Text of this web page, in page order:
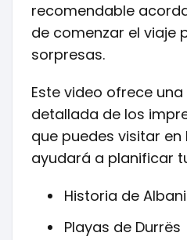
recomendable
de comenzar el viaje
sorpresas.
Este video ofrece
detallada de los
que puedes visitar en
ayudará a planificar
Historia de
Playas de Durrës